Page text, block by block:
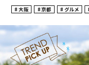
大阪 京都 グルメ